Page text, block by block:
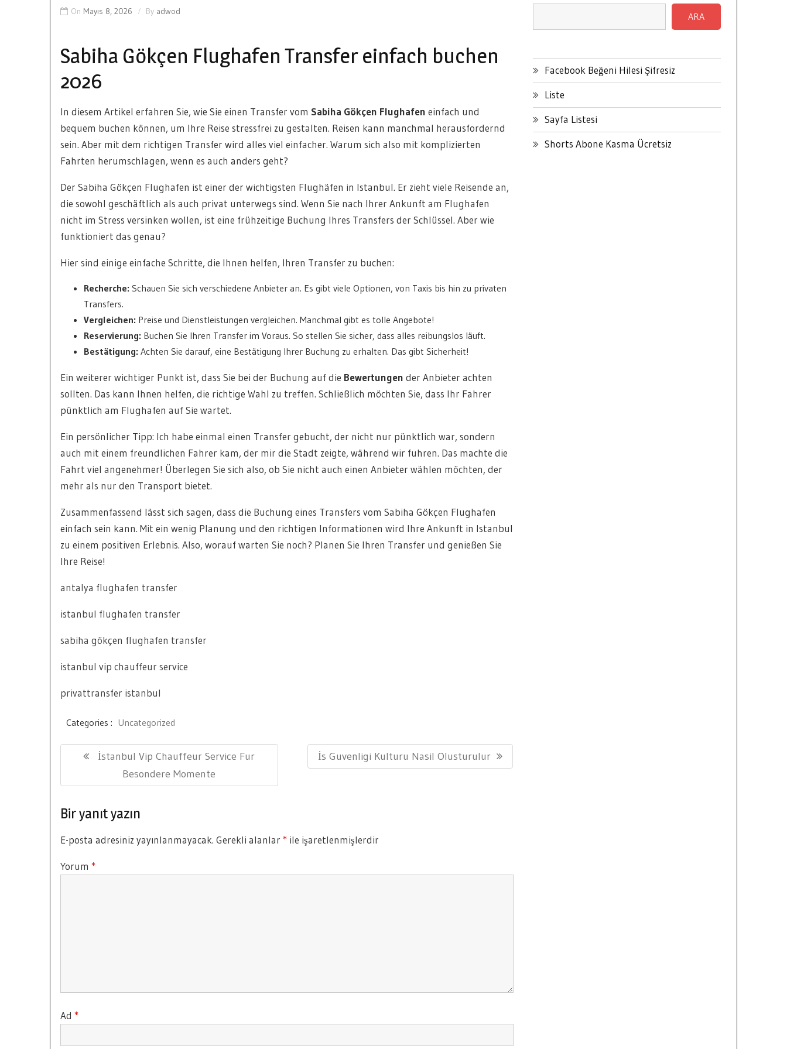
On Mayıs 8, 2026 By adwod
Sabiha Gökçen Flughafen Transfer einfach buchen
2026
In diesem Artikel erfahren Sie, wie Sie einen Transfer vom Sabiha Gökçen Flughafen einfach und
bequem buchen können, um Ihre Reise stressfrei zu gestalten. Reisen kann manchmal herausfordernd
sein. Aber mit dem richtigen Transfer wird alles viel einfacher. Warum sich also mit komplizierten
Fahrten herumschlagen, wenn es auch anders geht?
Der Sabiha Gökçen Flughafen ist einer der wichtigsten Flughäfen in Istanbul. Er zieht viele Reisende an,
die sowohl geschäftlich als auch privat unterwegs sind. Wenn Sie nach Ihrer Ankunft am Flughafen
nicht im Stress versinken wollen, ist eine frühzeitige Buchung Ihres Transfers der Schlüssel. Aber wie
funktioniert das genau?
Hier sind einige einfache Schritte, die Ihnen helfen, Ihren Transfer zu buchen:
Recherche: Schauen Sie sich verschiedene Anbieter an. Es gibt viele Optionen, von Taxis bis hin zu privaten
Transfers.
Vergleichen: Preise und Dienstleistungen vergleichen. Manchmal gibt es tolle Angebote!
Reservierung: Buchen Sie Ihren Transfer im Voraus. So stellen Sie sicher, dass alles reibungslos läuft.
Bestätigung: Achten Sie darauf, eine Bestätigung Ihrer Buchung zu erhalten. Das gibt Sicherheit!
Ein weiterer wichtiger Punkt ist, dass Sie bei der Buchung auf die Bewertungen der Anbieter achten
sollten. Das kann Ihnen helfen, die richtige Wahl zu treffen. Schließlich möchten Sie, dass Ihr Fahrer
pünktlich am Flughafen auf Sie wartet.
Ein persönlicher Tipp: Ich habe einmal einen Transfer gebucht, der nicht nur pünktlich war, sondern
auch mit einem freundlichen Fahrer kam, der mir die Stadt zeigte, während wir fuhren. Das machte die
Fahrt viel angenehmer! Überlegen Sie sich also, ob Sie nicht auch einen Anbieter wählen möchten, der
mehr als nur den Transport bietet.
Zusammenfassend lässt sich sagen, dass die Buchung eines Transfers vom Sabiha Gökçen Flughafen
einfach sein kann. Mit ein wenig Planung und den richtigen Informationen wird Ihre Ankunft in Istanbul
zu einem positiven Erlebnis. Also, worauf warten Sie noch? Planen Sie Ihren Transfer und genießen Sie
Ihre Reise!
antalya flughafen transfer
istanbul flughafen transfer
sabiha gökçen flughafen transfer
istanbul vip chauffeur service
privattransfer istanbul
Categories : Uncategorized
Yazı
gezinmesi
Previous
İstanbul Vip Chauffeur Service Fur
Besondere Momente
Next
İs Guvenligi Kulturu Nasil Olusturulur
Bir yanıt yazın
E-posta adresiniz yayınlanmayacak. Gerekli alanlar * ile işaretlenmişlerdir
Yorum *
Ad *
ARA
Facebook Beğeni Hilesi Şifresiz
Liste
Sayfa Listesi
Shorts Abone Kasma Ücretsiz